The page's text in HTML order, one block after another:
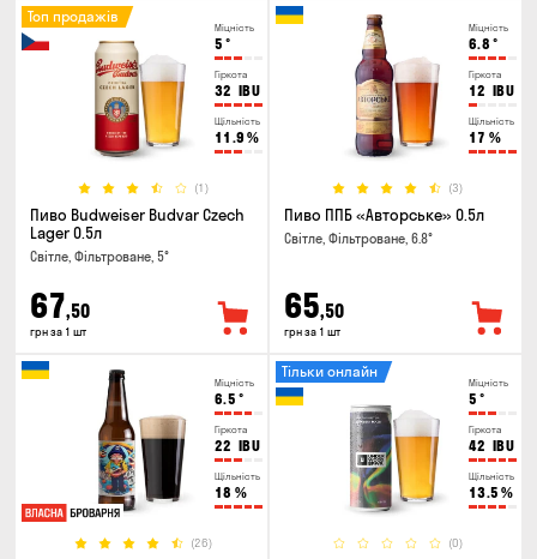
Міцність
5 °
Гіркота
32 IBU
Щільність
11.9 %
(1)
Топ продажів
Пиво Budweiser Budvar Czech
Lager 0.5л
Світле, Фільтроване, 5°
67,50
грн за 1 шт
Міцність
6.8 °
Гіркота
12 IBU
Щільність
17 %
(3)
Пиво ППБ «Авторське» 0.5л
Світле, Фільтроване, 6.8°
65,50
грн за 1 шт
Міцність
6.5 °
Гіркота
22 IBU
Щільність
18 %
(26)
Міцність
5 °
Гіркота
42 IBU
Щільність
13.5 %
(0)
Тільки онлайн